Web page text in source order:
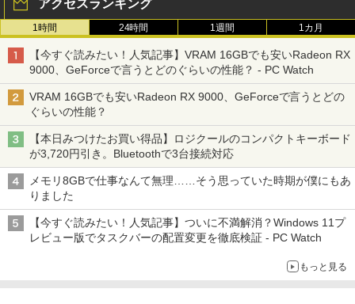
アクセスランキング
1時間 24時間 1週間 1カ月
【今すぐ読みたい！人気記事】VRAM 16GBでも安いRadeon RX
9000、GeForceで言うとどのぐらいの性能？ - PC Watch
VRAM 16GBでも安いRadeon RX 9000、GeForceで言うとどの
ぐらいの性能？
【本日みつけたお買い得品】ロジクールのコンパクトキーボード
が3,720円引き。Bluetoothで3台接続対応
メモリ8GBで仕事なんて無理……そう思っていた時期が僕にもあ
りました
【今すぐ読みたい！人気記事】ついに不満解消？Windows 11プ
レビュー版でタスクバーの配置変更を徹底検証 - PC Watch
もっと見る